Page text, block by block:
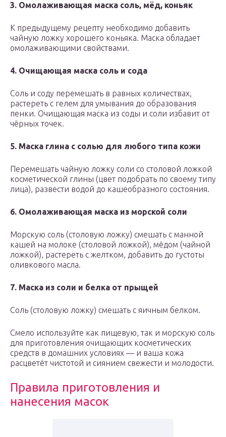
3. Омолаживающая маска соль, мёд, коньяк
К предыдущему рецепту необходимо добавить
чайную ложку хорошего коньяка. Маска обладает
омолаживающими свойствами.
4. Очищающая маска соль и сода
Соль и соду перемешать в равных количествах,
растереть с гелем для умывания до образования
пенки. Очищающая маска из соды и соли избавит от
чёрных точек.
5. Маска глина с солью для любого типа кожи
Перемешать чайную ложку соли со столовой ложкой
косметической глины (цвет подобрать по своему типу
лица), развести водой до кашеобразного состояния.
6. Омолаживающая маска из морской соли
Морскую соль (столовую ложку) смешать с манной
кашей на молоке (столовой ложкой), мёдом (чайной
ложкой), растереть с желтком, добавить до густоты
оливкового масла.
7. Маска из соли и белка от прыщей
Соль (столовую ложку) смешать с яичным белком.
Смело используйте как пищевую, так и морскую соль
для приготовления очищающих косметических
средств в домашних условиях — и ваша кожа
расцветёт чистотой и сиянием свежести и молодости.
Правила приготовления и
нанесения масок